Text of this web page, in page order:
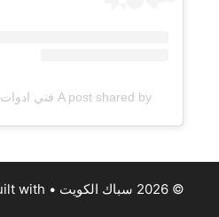
A post shared by فني ادوات صحية (@q867com)
© 2026 سباك الكويت • Built with